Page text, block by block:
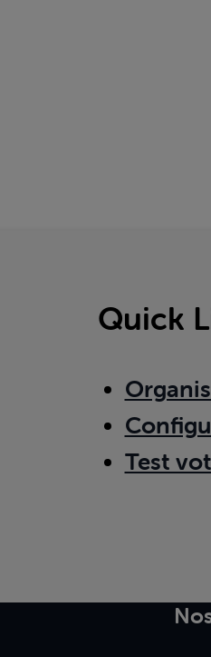
Quick
Test